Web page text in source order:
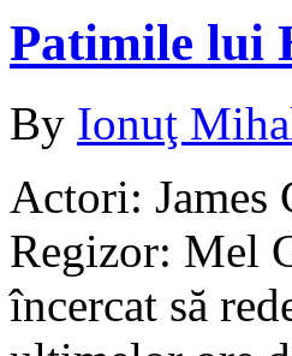
Patimile lui
By Ionuţ
Actori: James
Regizor: Mel
încercat să